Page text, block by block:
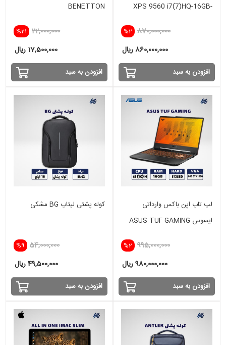
XPS 9560 i7(7)HQ-16GB-
%2 870,000,000
860,000,000 ریال
افزودن به سبد
BENETTON
%21 22,000,000
17,500,000 ریال
افزودن به سبد
لپ تاپ اپن باکس وارداتی
ایسوس ASUS TUF GAMING
i5(10)H-16GB-512 SSD-4GB
%2 995,000,000
980,000,000 ریال
افزودن به سبد
کوله پشتی لپتاپ BG مشکی
%9 54,000,000
49,500,000 ریال
افزودن به سبد